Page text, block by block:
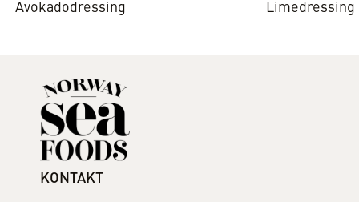
Avokadodressing Limedressing
KONTAKT